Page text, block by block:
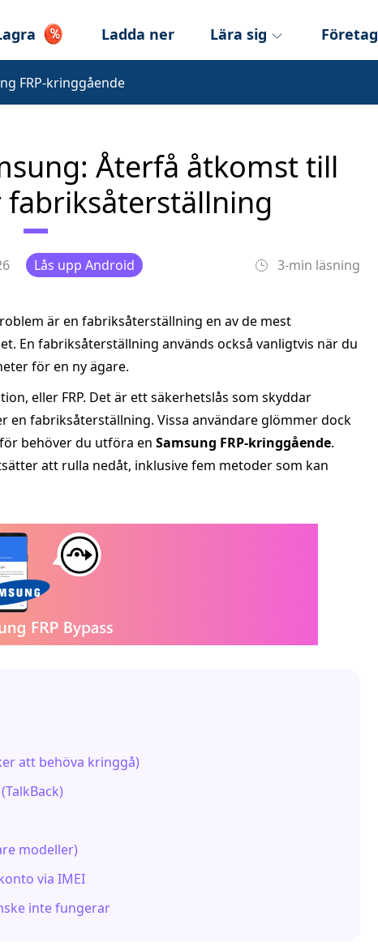
Ladda ner Lära sig Företag
FRP‑kringgående
Återfå åtkomst till
Lås upp Android 3-min läsning
är en fabriksåterställning en av de mest
En fabriksåterställning används också vanligtvis när du
för en ny ägare.
eller FRP. Det är ett säkerhetslås som skyddar
en fabriksåterställning. Vissa användare glömmer dock
behöver du utföra en Samsung FRP‑kringgående.
att rulla nedåt, inklusive fem metoder som kan
att behöva kringgå)
modeller)
via IMEI
inte fungerar